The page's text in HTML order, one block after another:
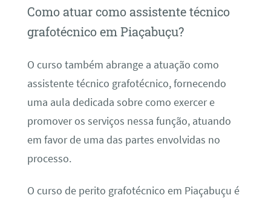
Como atuar como assistente técnico
grafotécnico em Piaçabuçu?
O curso também abrange a atuação como
assistente técnico grafotécnico, fornecendo
uma aula dedicada sobre como exercer e
promover os serviços nessa função, atuando
em favor de uma das partes envolvidas no
processo.
O curso de perito grafotécnico em Piaçabuçu é